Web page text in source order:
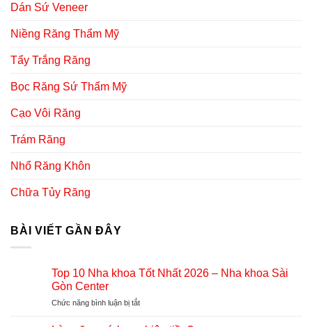
Dán Sứ Veneer
Niềng Răng Thẩm Mỹ
Tẩy Trắng Răng
Bọc Răng Sứ Thẩm Mỹ
Cạo Vôi Răng
Trám Răng
Nhổ Răng Khôn
Chữa Tủy Răng
BÀI VIẾT GẦN ĐÂY
Top 10 Nha khoa Tốt Nhất 2026 – Nha khoa Sài
Gòn Center
Chức năng bình luận bị tắt